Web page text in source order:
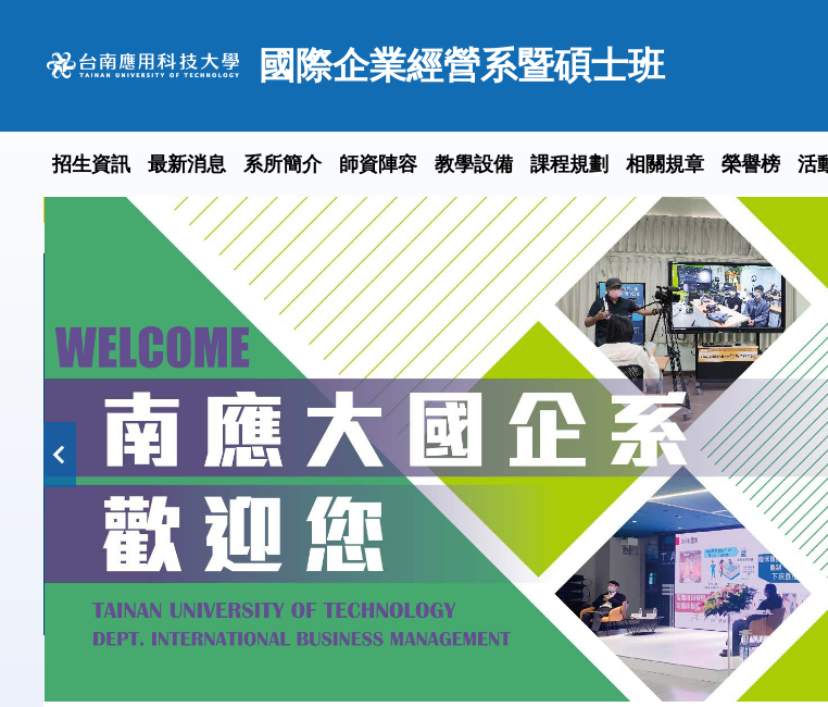
國際企業經營系暨碩士班
招生資訊 最新消息 系所簡介 師資陣容 教學設備 課程規劃 相關規章 榮譽榜 活